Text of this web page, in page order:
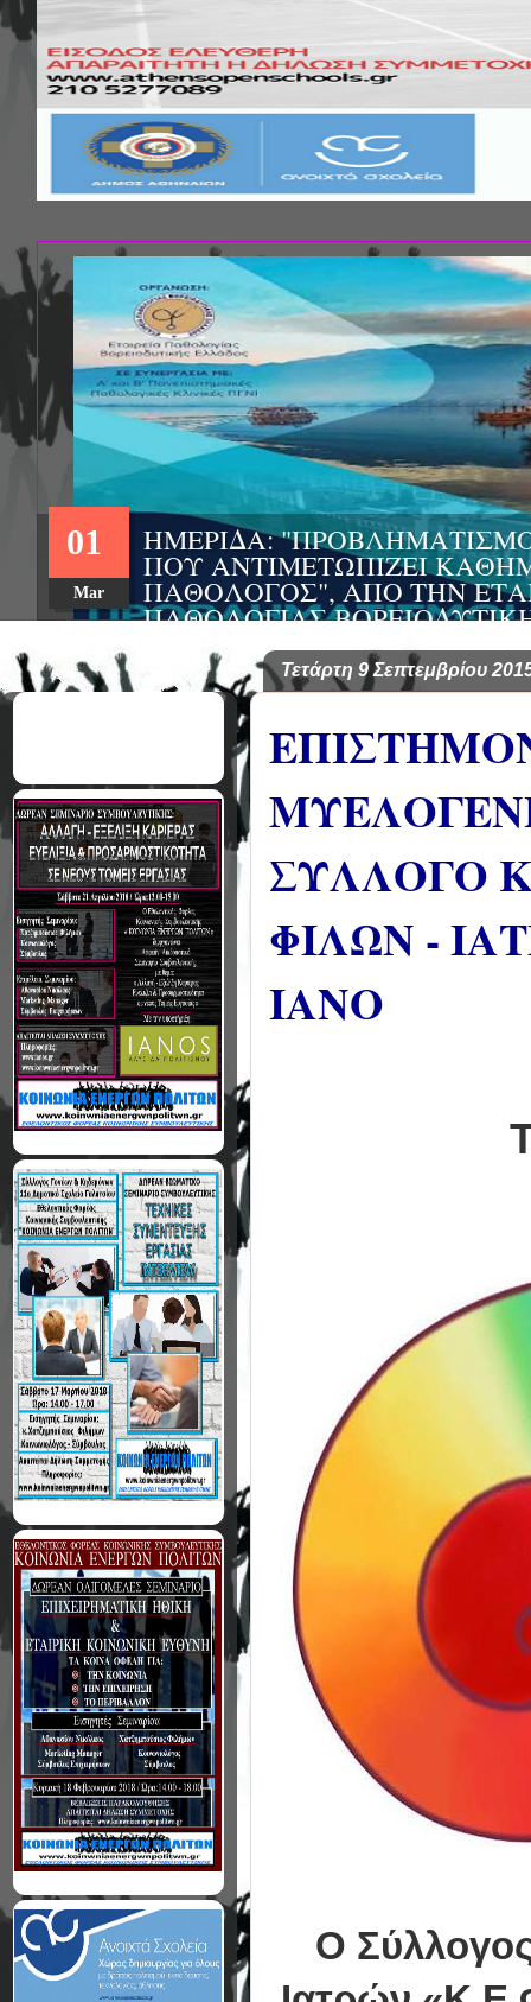
ΗΜΕΡΙΔΑ:
ΠΟΥ ΑΝΤΙΜΕΤΩΠΙΖΕΙ
ΠΑΘΟΛΟΓΟΣ", ΑΠΟ ΤΗΝ
ΠΑΘΟΛΟΓΙΑΣ
ΤΙΣ Α' & Β'
ΚΛΙΝΙΚΕΣ ΠΓΝΙ
01
Mar
Τετάρτη 9 Σεπτεμβρίου
ΣΥΛΛΟΓΟ
ΦΙΛΩΝ -
ΙΑΝΟ
Ο